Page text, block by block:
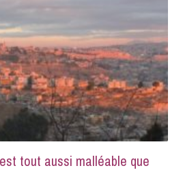
tout aussi malléable que